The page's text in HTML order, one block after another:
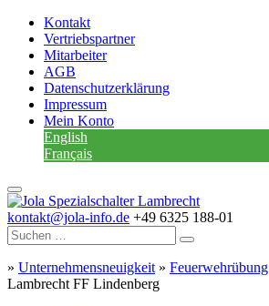
Kontakt
Vertriebspartner
Mitarbeiter
AGB
Datenschutzerklärung
Impressum
Mein Konto
English
Français
kontakt@jola-info.de +49 6325 188-01
» Unternehmensneuigkeit » Feuerwehrübung
Lambrecht FF Lindenberg